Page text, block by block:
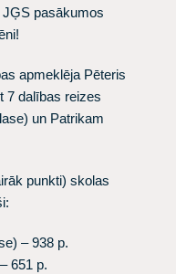
pasākumos
apmeklēja Pēteris
7 dalības reizes
un Patrikam
punkti) skolas
– 938 p.
651 p.